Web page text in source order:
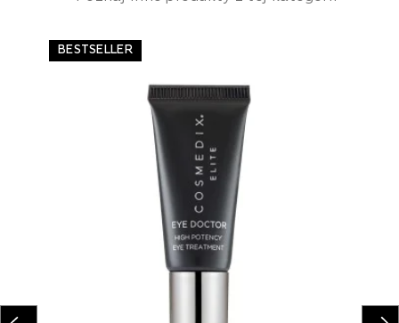
BESTSELLER